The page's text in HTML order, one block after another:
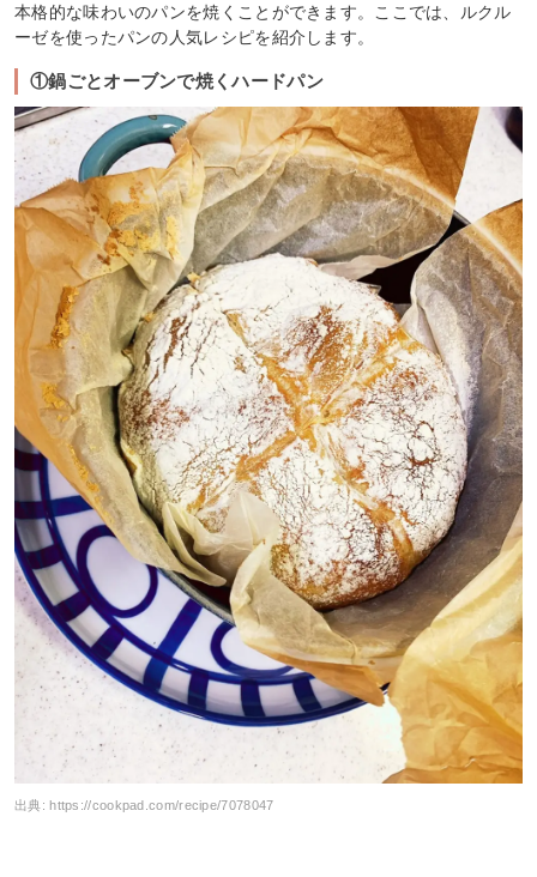
本格的な味わいのパンを焼くことができます。ここでは、ルクル
ーゼを使ったパンの人気レシピを紹介します。
①鍋ごとオーブンで焼くハードパン
出典:https://cookpad.com/recipe/7078047